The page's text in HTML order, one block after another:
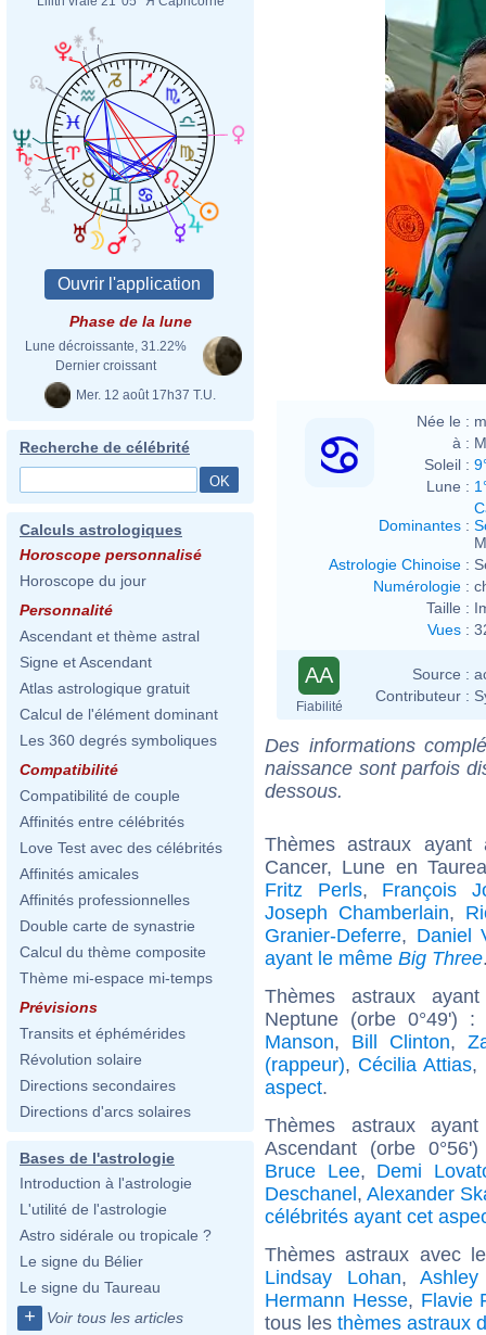
Phase de la lune
Lune décroissante, 31.22%
Dernier croissant
Mer. 12 août 17h37 T.U.
Recherche de célébrité
Calculs astrologiques
Horoscope personnalisé
Horoscope du jour
Personnalité
Ascendant et thème astral
Signe et Ascendant
Atlas astrologique gratuit
Calcul de l'élément dominant
Les 360 degrés symboliques
Compatibilité
Compatibilité de couple
Affinités entre célébrités
Love Test avec des célébrités
Affinités amicales
Affinités professionnelles
Double carte de synastrie
Calcul du thème composite
Thème mi-espace mi-temps
Prévisions
Transits et éphémérides
Révolution solaire
Directions secondaires
Directions d'arcs solaires
Bases de l'astrologie
Introduction à l'astrologie
L'utilité de l'astrologie
Astro sidérale ou tropicale ?
Le signe du Bélier
Le signe du Taureau
+ Voir tous les articles
Née le :
à :
Soleil :
Lune :
Dominantes :
Astrologie Chinoise :
Numérologie :
Taille :
Vues :
AA
Fiabilité
Source :
Contributeur :
Des informations
naissance sont parfois
dessous.
Thèmes astraux
Cancer, Lune en
Fritz Perls, François
Joseph Chamberlain,
Granier-Deferre, Daniel
ayant le même Big Three
Thèmes astraux
Neptune (orbe 0°49')
Manson, Bill Clinton,
(rappeur), Cécilia Attias,
aspect.
Thèmes astraux
Ascendant (orbe
Bruce Lee, Demi
Deschanel, Alexander
célébrités ayant cet
Thèmes astraux avec
Lindsay Lohan,
Hermann Hesse, Flavie
tous les thèmes astraux